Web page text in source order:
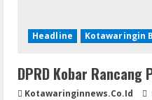
Headline Kotawaringin
DPRD Kobar Rancang
Kotawaringinnews.co.id